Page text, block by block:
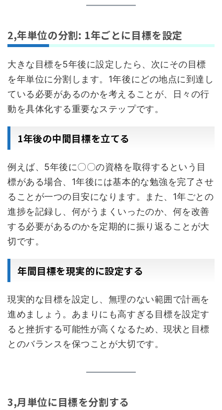
2,年単位の分割: 1年ごとに目標を設定
大きな目標を5年後に設定したら、次にその目標
を年単位に分割します。1年後にどの地点に到達し
ている必要があるのかを考えることが、日々の行
動を具体化する重要なステップです。
1年後の中間目標を立てる
例えば、5年後に〇〇の資格を取得するという目
標がある場合、1年後には基本的な勉強を完了させ
ることが一つの目安になります。また、1年ごとの
進捗を記録し、何がうまくいったのか、何を改善
する必要があるのかを定期的に振り返ることが大
切です。
年間目標を現実的に設定する
現実的な目標を設定し、無理のない範囲で計画を
進めましょう。あまりにも高すぎる目標を設定す
ると挫折する可能性が高くなるため、現状と目標
とのバランスを保つことが大切です。
3,月単位に目標を分割する